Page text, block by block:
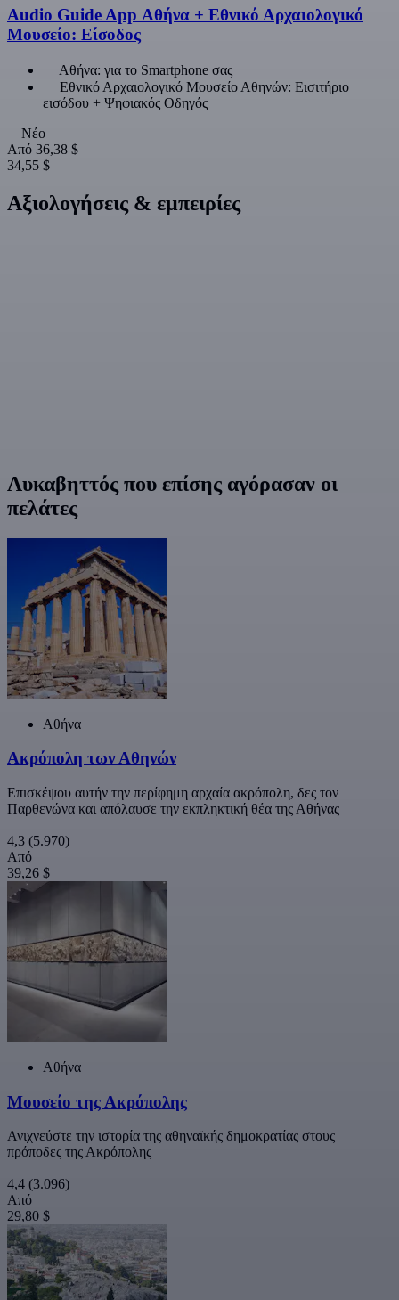
Audio Guide App Αθήνα + Εθνικό Αρχαιολογικό
Μουσείο: Είσοδος
Αθήνα: για το Smartphone σας
Εθνικό Αρχαιολογικό Μουσείο Αθηνών: Εισιτήριο
εισόδου + Ψηφιακός Οδηγός
Νέο
Από 36,38 $
34,55 $
Αξιολογήσεις & εμπειρίες
Λυκαβηττός που επίσης αγόρασαν οι
πελάτες
Αθήνα
Ακρόπολη των Αθηνών
Επισκέψου αυτήν την περίφημη αρχαία ακρόπολη, δες τον
Παρθενώνα και απόλαυσε την εκπληκτική θέα της Αθήνας
4,3 (5.970)
Από
39,26 $
Αθήνα
Μουσείο της Ακρόπολης
Ανιχνεύστε την ιστορία της αθηναϊκής δημοκρατίας στους
πρόποδες της Ακρόπολης
4,4 (3.096)
Από
29,80 $